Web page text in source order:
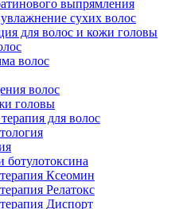
выпрямления
сухих волос
для волос и кожи головы
волос
волос
головы
для волос
ботулотоксина
Ксеомин
Релатокс
Диспорт